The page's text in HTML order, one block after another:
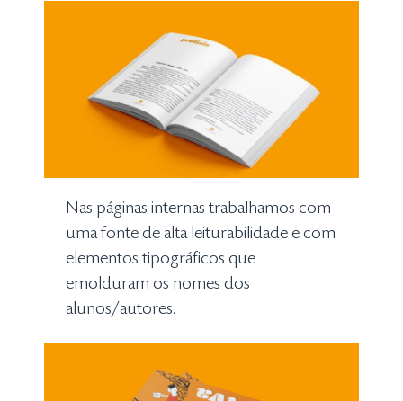
Nas páginas internas trabalhamos com
uma fonte de alta leiturabilidade e com
elementos tipográficos que
emolduram os nomes dos
alunos/autores.